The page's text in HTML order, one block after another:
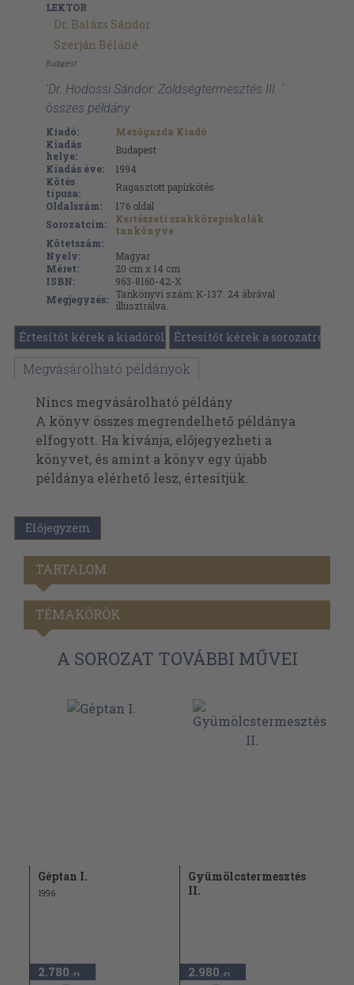
LEKTOR
Dr. Balázs Sándor
Szerján Béláné
Budapest
'Dr. Hodossi Sándor: Zöldségtermesztés III. '
összes példány
Kiadó:
Mezőgazda Kiadó
Kiadás
helye:
Budapest
Kiadás éve:
1994
Kötés
típusa:
Ragasztott papírkötés
Oldalszám:
176 oldal
Sorozatcím:
Kertészeti szakközépiskolák
tankönyve
Kötetszám:
Nyelv:
Magyar
Méret:
20 cm x 14 cm
ISBN:
963-8160-42-X
Megjegyzés:
Tankönyvi szám: K-137. 24 ábrával
illusztrálva.
Értesítőt kérek a kiadóról Értesítőt kérek a sorozatról
Megvásárolható példányok
Nincs megvásárolható példány
A könyv összes megrendelhető példánya
elfogyott. Ha kívánja, előjegyezheti a
könyvet, és amint a könyv egy újabb
példánya elérhető lesz, értesítjük.
Előjegyzem
TARTALOM
TÉMAKÖRÖK
A SOROZAT TOVÁBBI MŰVEI
Géptan I.
1996
2.780 ,-Ft
Gyümölcstermesztés
II.
2.980 ,-Ft